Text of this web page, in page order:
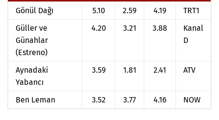
Gönül Dağı
5.10 2.59 4.19
TRT1
Güller ve
Günahlar
(Estreno)
4.20 3.21 3.88
Kanal
D
Aynadaki
Yabancı
3.59 1.81 2.41 ATV
Ben Leman 3.52 3.77 4.16 NOW